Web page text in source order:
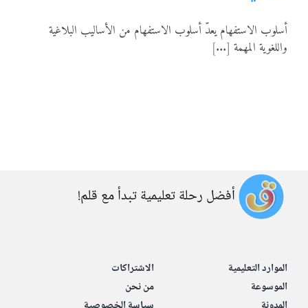
أنواع الموارد
أسلوب الاستفهام يعدّ أسلوب الاستفهام من الأساليب البلاغية
واللغوية المهمة [...]
أفضل رحلة تعليمية تبدأ مع قلم!
الموارد التعليمية
الموسوعة
الاشتراكات
من نحن